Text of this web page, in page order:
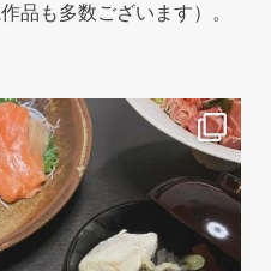
品も多数ございます）。